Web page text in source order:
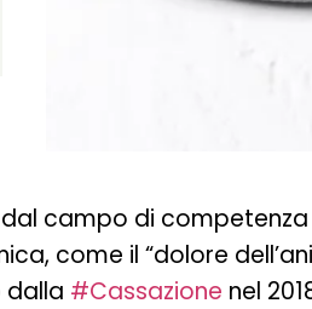
campo di competenza
come il “dolore
dalla #Cassazione nel